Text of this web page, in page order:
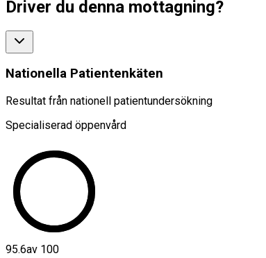
Driver du denna mottagning?
Nationella Patientenkäten
Resultat från nationell patientundersökning
Specialiserad öppenvård
95.6av 100